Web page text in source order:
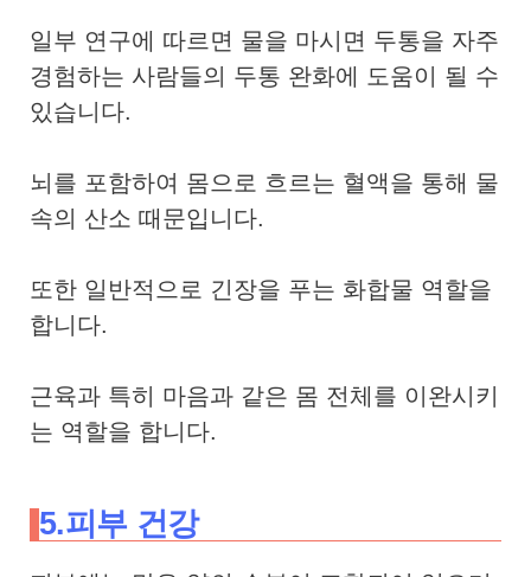
일부 연구에 따르면 물을 마시면 두통을 자주
경험하는 사람들의 두통 완화에 도움이 될 수
있습니다.
뇌를 포함하여 몸으로 흐르는 혈액을 통해 물
속의 산소 때문입니다.
또한 일반적으로 긴장을 푸는 화합물 역할을
합니다.
근육과 특히 마음과 같은 몸 전체를 이완시키
는 역할을 합니다.
5.피부 건강